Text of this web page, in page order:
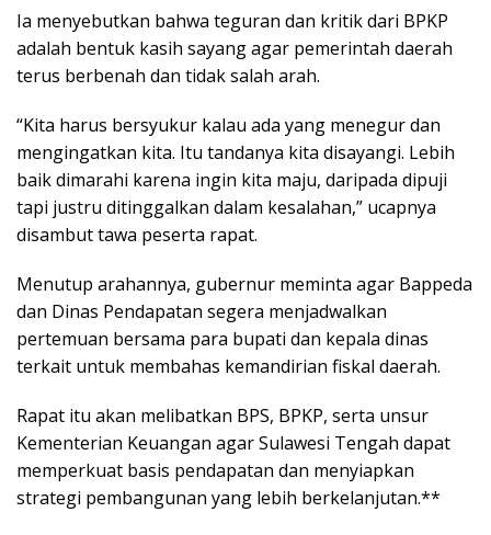
Ia menyebutkan bahwa teguran dan kritik dari BPKP
adalah bentuk kasih sayang agar pemerintah daerah
terus berbenah dan tidak salah arah.
“Kita harus bersyukur kalau ada yang menegur dan
mengingatkan kita. Itu tandanya kita disayangi. Lebih
baik dimarahi karena ingin kita maju, daripada dipuji
tapi justru ditinggalkan dalam kesalahan,” ucapnya
disambut tawa peserta rapat.
Menutup arahannya, gubernur meminta agar Bappeda
dan Dinas Pendapatan segera menjadwalkan
pertemuan bersama para bupati dan kepala dinas
terkait untuk membahas kemandirian fiskal daerah.
Rapat itu akan melibatkan BPS, BPKP, serta unsur
Kementerian Keuangan agar Sulawesi Tengah dapat
memperkuat basis pendapatan dan menyiapkan
strategi pembangunan yang lebih berkelanjutan.**